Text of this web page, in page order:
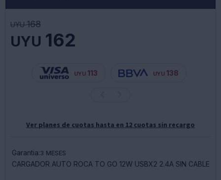
UYU 162
UYU 168
UYU 113 UYU 138
Ver planes de cuotas hasta en 12 cuotas sin recargo
Garantia:3 MESES
CARGADOR AUTO ROCA TO GO 12W USBX2 2.4A SIN CABLE